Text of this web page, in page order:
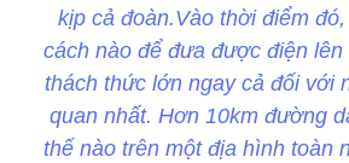
kịp cả đoàn.Vào thời điểm
cách nào để đưa được điện lên
thách thức lớn ngay cả đối với
quan nhất. Hơn 10km đường
thế nào trên một địa hình toàn